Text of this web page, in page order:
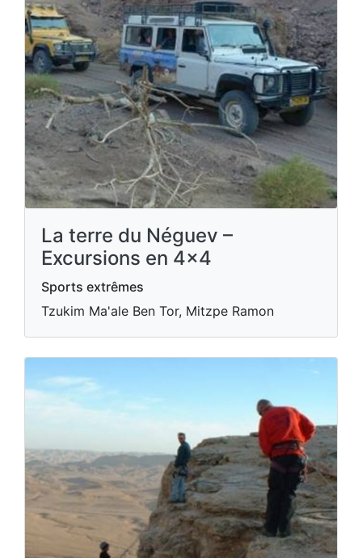
La terre du Néguev –
Excursions en 4x4
Sports extrêmes
Tzukim Ma'ale Ben Tor, Mitzpe Ramon